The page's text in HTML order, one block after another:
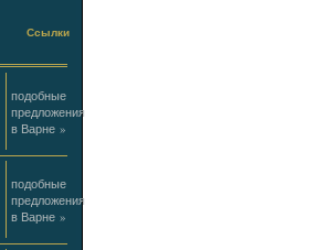
Ссылки
подобные
предложения
в Варне »
подобные
предложения
в Варне »